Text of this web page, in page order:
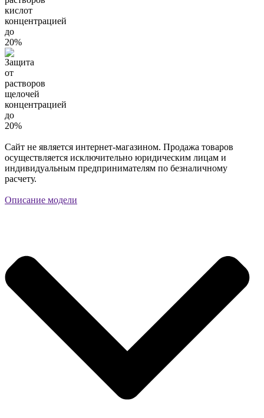
Сайт не является интернет-магазином. Продажа товаров
осуществляется исключительно юридическим лицам и
индивидуальным предпринимателям по безналичному
расчету.
Описание модели